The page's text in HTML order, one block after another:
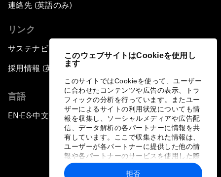
このウェブサイトはCookieを使用し
ます
このサイトではCookieを使って、ユーザー
に合わせたコンテンツや広告の表示、トラ
フィックの分析を行っています。またユー
ザーによるサイトの利用状況についても情
報を収集し、ソーシャルメディアや広告配
信、データ解析の各パートナーに情報を共
有しています。ここで収集された情報は、
ユーザーが各パートナーに提供した他の情
報や各パートナーのサービスを使用した際
に収集された情報と組み合わされ、各パー
トナーによって使用されることがありま
拒否
連絡先 (英語のみ)
リンク
サステナビリティへの取り組み
採用情報 (英語のみ)
言語
EN ▪ ES▪中文▪ 日本語